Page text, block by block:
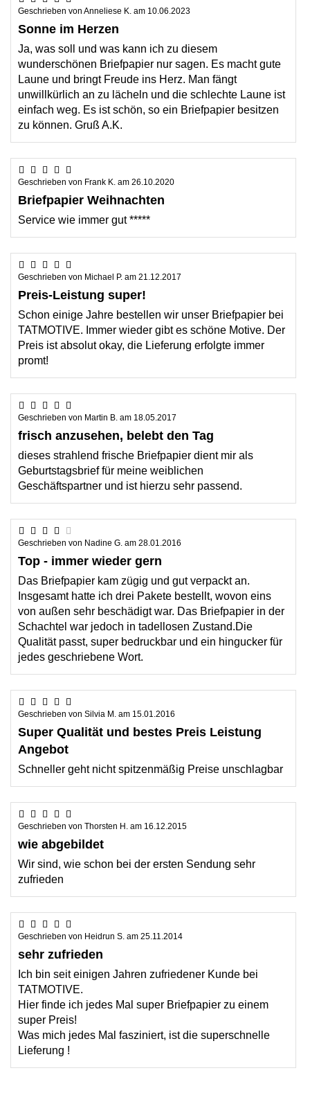
Geschrieben von Anneliese K. am 10.06.2023
Sonne im Herzen
Ja, was soll und was kann ich zu diesem
wunderschönen Briefpapier nur sagen. Es macht gute
Laune und bringt Freude ins Herz. Man fängt
unwillkürlich an zu lächeln und die schlechte Laune ist
einfach weg. Es ist schön, so ein Briefpapier besitzen
zu können. Gruß A.K.
Geschrieben von Frank K. am 26.10.2020
Briefpapier Weihnachten
Service wie immer gut *****
Geschrieben von Michael P. am 21.12.2017
Preis-Leistung super!
Schon einige Jahre bestellen wir unser Briefpapier bei
TATMOTIVE. Immer wieder gibt es schöne Motive. Der
Preis ist absolut okay, die Lieferung erfolgte immer
promt!
Geschrieben von Martin B. am 18.05.2017
frisch anzusehen, belebt den Tag
dieses strahlend frische Briefpapier dient mir als
Geburtstagsbrief für meine weiblichen
Geschäftspartner und ist hierzu sehr passend.
Geschrieben von Nadine G. am 28.01.2016
Top - immer wieder gern
Das Briefpapier kam zügig und gut verpackt an.
Insgesamt hatte ich drei Pakete bestellt, wovon eins
von außen sehr beschädigt war. Das Briefpapier in der
Schachtel war jedoch in tadellosen Zustand.Die
Qualität passt, super bedruckbar und ein hingucker für
jedes geschriebene Wort.
Geschrieben von Silvia M. am 15.01.2016
Super Qualität und bestes Preis Leistung
Angebot
Schneller geht nicht spitzenmäßig Preise unschlagbar
Geschrieben von Thorsten H. am 16.12.2015
wie abgebildet
Wir sind, wie schon bei der ersten Sendung sehr
zufrieden
Geschrieben von Heidrun S. am 25.11.2014
sehr zufrieden
Ich bin seit einigen Jahren zufriedener Kunde bei
TATMOTIVE.
Hier finde ich jedes Mal super Briefpapier zu einem
super Preis!
Was mich jedes Mal fasziniert, ist die superschnelle
Lieferung !